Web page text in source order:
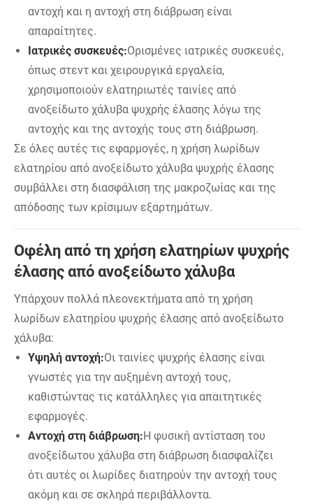
αντοχή και η αντοχή στη διάβρωση είναι
απαραίτητες.
Ιατρικές συσκευές:Ορισμένες ιατρικές συσκευές,
όπως στεντ και χειρουργικά εργαλεία,
χρησιμοποιούν ελατηριωτές ταινίες από
ανοξείδωτο χάλυβα ψυχρής έλασης λόγω της
αντοχής και της αντοχής τους στη διάβρωση.
Σε όλες αυτές τις εφαρμογές, η χρήση λωρίδων
ελατηρίου από ανοξείδωτο χάλυβα ψυχρής έλασης
συμβάλλει στη διασφάλιση της μακροζωίας και της
απόδοσης των κρίσιμων εξαρτημάτων.
Οφέλη από τη χρήση ελατηρίων ψυχρής
έλασης από ανοξείδωτο χάλυβα
Υπάρχουν πολλά πλεονεκτήματα από τη χρήση
λωρίδων ελατηρίου ψυχρής έλασης από ανοξείδωτο
χάλυβα:
Υψηλή αντοχή:Οι ταινίες ψυχρής έλασης είναι
γνωστές για την αυξημένη αντοχή τους,
καθιστώντας τις κατάλληλες για απαιτητικές
εφαρμογές.
Αντοχή στη διάβρωση:Η φυσική αντίσταση του
ανοξείδωτου χάλυβα στη διάβρωση διασφαλίζει
ότι αυτές οι λωρίδες διατηρούν την αντοχή τους
ακόμη και σε σκληρά περιβάλλοντα.